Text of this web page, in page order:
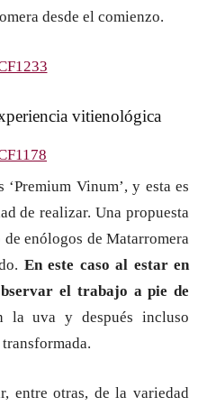
desde el comienzo.
vitienológica
Vinum’, y esta es
de realizar. Una propuesta
enólogos de Matarromera
En este caso al estar en
el trabajo a pie de
la uva y después incluso
entre otras, de la variedad